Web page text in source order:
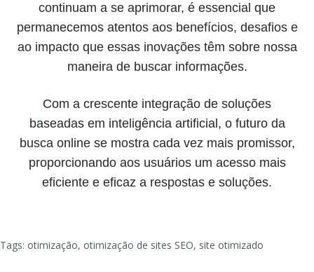
continuam a se aprimorar, é essencial que
permanecemos atentos aos benefícios, desafios e
ao impacto que essas inovações têm sobre nossa
maneira de buscar informações.
Com a crescente integração de soluções
baseadas em inteligência artificial, o futuro da
busca online se mostra cada vez mais promissor,
proporcionando aos usuários um acesso mais
eficiente e eficaz a respostas e soluções.
Tags: otimização, otimização de sites SEO, site otimizado